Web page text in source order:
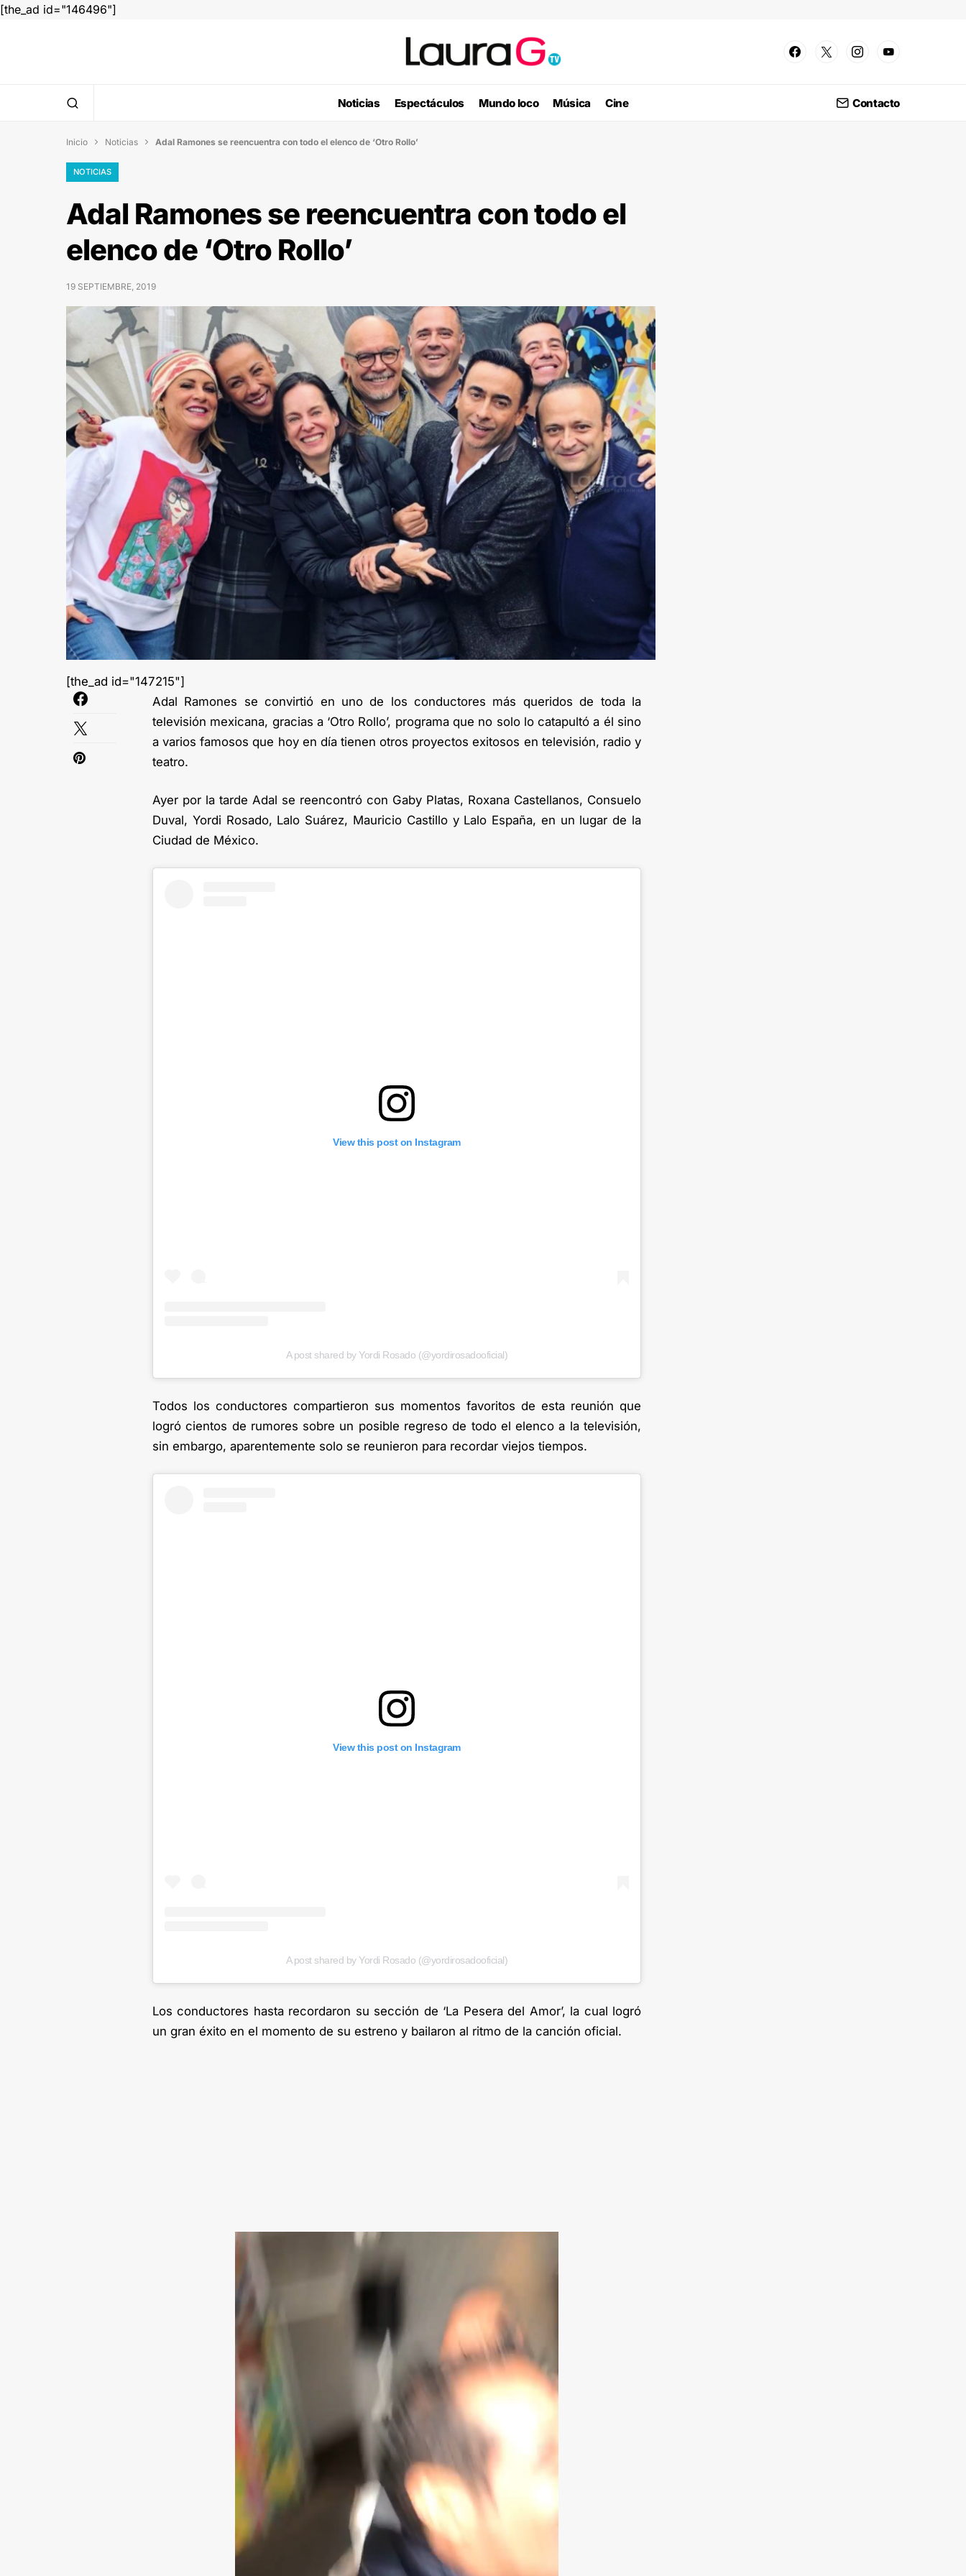
[the_ad id="146496"]
Noticias Espectáculos Mundo loco Música Cine Contacto
Inicio  Noticias  Adal Ramones se reencuentra con todo el elenco de ‘Otro Rollo’
NOTICIAS
Adal Ramones se reencuentra con todo el
elenco de ‘Otro Rollo’
19 SEPTIEMBRE, 2019
[the_ad id="147215"]
Adal Ramones se convirtió en uno de los conductores más queridos de toda la
televisión mexicana, gracias a ‘Otro Rollo’, programa que no solo lo catapultó a él sino
a varios famosos que hoy en día tienen otros proyectos exitosos en televisión, radio y
teatro.
Ayer por la tarde Adal se reencontró con Gaby Platas, Roxana Castellanos, Consuelo
Duval, Yordi Rosado, Lalo Suárez, Mauricio Castillo y Lalo España, en un lugar de la
Ciudad de México.
View this post on Instagram
A post shared by Yordi Rosado (@yordirosadooficial)
Todos los conductores compartieron sus momentos favoritos de esta reunión que
logró cientos de rumores sobre un posible regreso de todo el elenco a la televisión,
sin embargo, aparentemente solo se reunieron para recordar viejos tiempos.
View this post on Instagram
A post shared by Yordi Rosado (@yordirosadooficial)
Los conductores hasta recordaron su sección de ‘La Pesera del Amor’, la cual logró
un gran éxito en el momento de su estreno y bailaron al ritmo de la canción oficial.